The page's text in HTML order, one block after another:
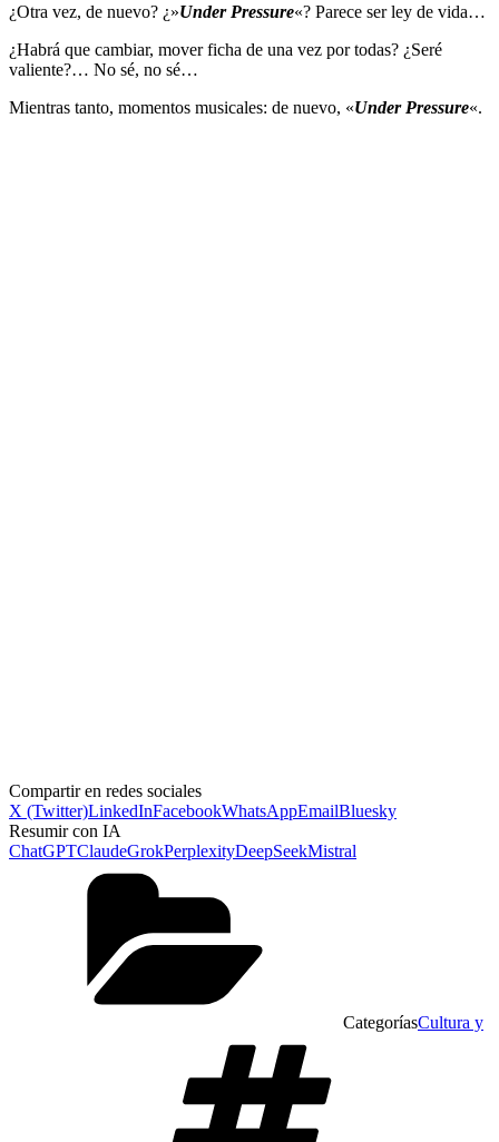
¿Otra vez, de nuevo? ¿»Under Pressure«? Parece ser ley de vida…
¿Habrá que cambiar, mover ficha de una vez por todas? ¿Seré
valiente?… No sé, no sé…
Mientras tanto, momentos musicales: de nuevo, «Under Pressure«.
Compartir en redes sociales
X (Twitter)LinkedInFacebookWhatsAppEmailBluesky
Resumir con IA
ChatGPTClaudeGrokPerplexityDeepSeekMistral
CategoríasCultura y